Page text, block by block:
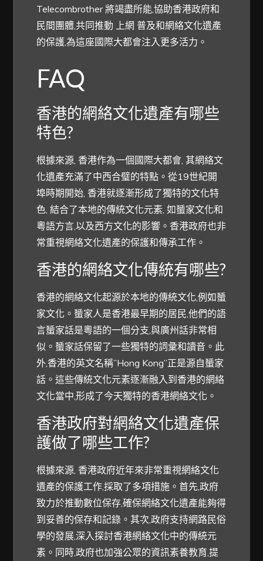
Telecombrother 將竭盡所能,協助香港政府和
民間團體,共同推動 上網 普及和網絡文化遺產
的保護,為這座國際大都會注入更多活力。
FAQ
香港的網絡文化遺產有哪些
特色?
根據來源, 香港作為一個國際大都會, 其網絡文
化遺產充滿了中西合璧的特點。從19世紀開
埠時期開始, 香港就逐漸形成了獨特的文化特
色, 結合了本地的傳統文化元素, 如蜑家文化和
粵語方言,以及西方文化的影響。香港政府也非
常重視網絡文化遺產的保護和傳承工作。
香港的網絡文化傳統有哪些?
香港的網絡文化起源於本地的傳統文化,例如蜑
家文化。蜑家人是香港最早期的居民,他們的語
言蜑家話是粵語的一個分支,與廣州話非常相
似。蜑家話保留了一些獨特的詞彙和讀音。此
外,香港的英文名稱”Hong Kong”正是源自蜑家
話。這些傳統文化元素逐漸融入到香港的網絡
文化當中,形成了今天獨特的香港網絡文化。
香港政府對網絡文化遺產保
護做了哪些工作?
根據來源, 香港政府近年來非常重視網絡文化
遺產的保護工作,採取了多項措施。首先,政府
致力於推動數位保存,確保網絡文化遺產能夠得
到妥善的保存和記錄。其次,政府支持網路民俗
學的發展,深入探討香港網絡文化中的傳統元
素。同時,政府也加強公眾的資訊素養教育,提